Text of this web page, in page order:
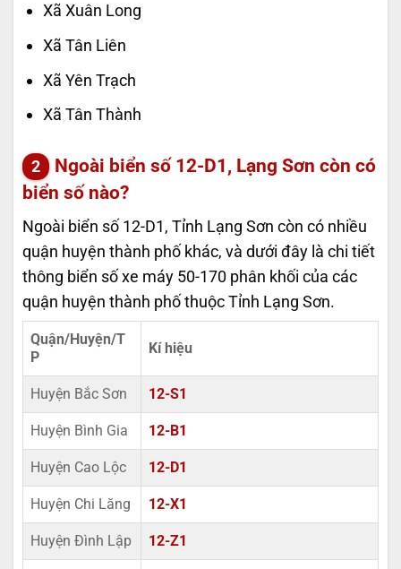
Xã Xuân Long
Xã Tân Liên
Xã Yên Trạch
Xã Tân Thành
Ngoài biển số 12-D1, Lạng Sơn còn có
biển số nào?
Ngoài biển số 12-D1, Tỉnh Lạng Sơn còn có nhiều
quận huyện thành phố khác, và dưới đây là chi tiết
thông biển số xe máy 50-170 phân khối của các
quận huyện thành phố thuộc Tỉnh Lạng Sơn.
Quận/Huyện/T
P
Kí hiệu
Huyện Bắc Sơn 12-S1
Huyện Bình Gia 12-B1
Huyện Cao Lộc 12-D1
Huyện Chi Lăng 12-X1
Huyện Đình Lập 12-Z1